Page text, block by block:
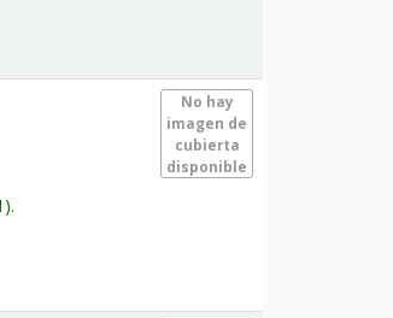
No hay
imagen de
cubierta
disponible